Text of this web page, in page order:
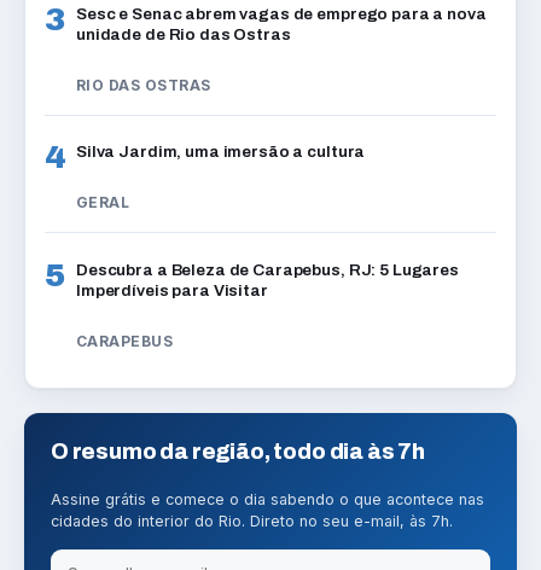
3
Sesc e Senac abrem vagas de emprego para a nova
unidade de Rio das Ostras
RIO DAS OSTRAS
4 Silva Jardim, uma imersão a cultura
GERAL
5
Descubra a Beleza de Carapebus, RJ: 5 Lugares
Imperdíveis para Visitar
CARAPEBUS
O resumo da região, todo dia às 7h
Assine grátis e comece o dia sabendo o que acontece nas
cidades do interior do Rio. Direto no seu e-mail, às 7h.